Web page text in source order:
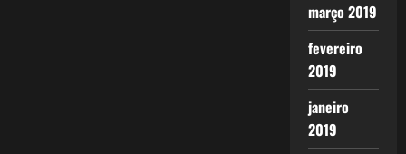
março 2019
fevereiro
2019
janeiro
2019